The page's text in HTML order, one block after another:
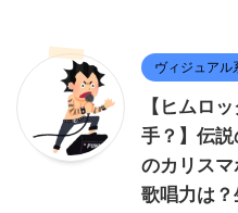
ヴィジュアル
【ヒムロ
手？】伝
のカリス
歌唱力は